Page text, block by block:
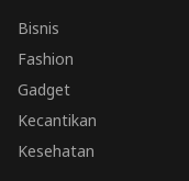
Bisnis
Fashion
Gadget
Kecantikan
Kesehatan